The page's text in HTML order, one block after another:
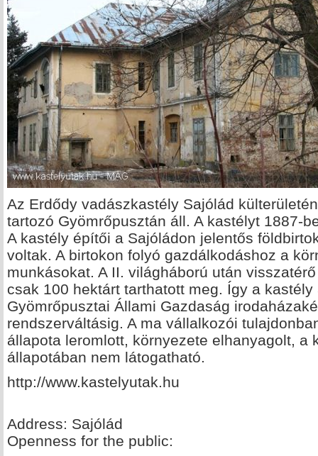
Az Erdődy vadászkastély Sajólád
tartozó Gyömrőpusztán áll. A kastélyt 1887-
A kastély építői a Sajóládon jelentős
voltak. A birtokon folyó gazdálkodáshoz a
munkásokat. A II. világháború után
csak 100 hektárt tarthatott meg. Így a
Gyömrőpusztai Állami Gazdaság
rendszerváltásig. A ma vállalkozói
állapota leromlott, környezete elhanyagolt, a
állapotában nem látogatható.
http://www.kastelyutak.hu
Address: Sajólád
Openness for the public: